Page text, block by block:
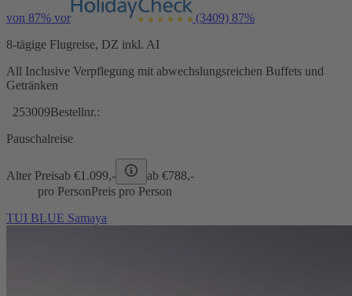
von 87% vor (3409) 87%
8-tägige Flugreise, DZ inkl. AI
All Inclusive Verpflegung mit abwechslungsreichen Buffets und
Getränken
253009Bestellnr.:
Pauschalreise
Alter Preisab €1.099,- ab €788,-
pro PersonPreis pro Person
TUI BLUE Samaya